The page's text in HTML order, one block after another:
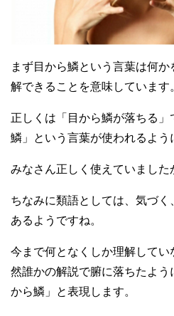
まず目から鱗という言葉は何
解できることを意味しています
正しくは「目から鱗が落ちる
鱗」という言葉が使われるよう
みなさん正しく使えていました
ちなみに類語としては、気づ
あるようですね。
今まで何となくしか理解して
然誰かの解説で腑に落ちたよう
から鱗」と表現します。